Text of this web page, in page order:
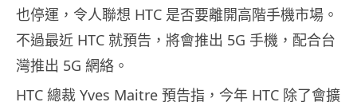
也停運，令人聯想 HTC 是否要離開高階手機市場。
不過最近 HTC 就預告，將會推出 5G 手機，配合台
灣推出 5G 網絡。
HTC 總裁 Yves Maitre 預告指，今年 HTC 除了會擴